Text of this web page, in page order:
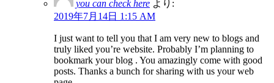
you can check here より:
2019年7月14日 1:15 AM
I just want to tell you that I am very new to blogs and
truly liked you’re website. Probably I’m planning to
bookmark your blog . You amazingly come with good
posts. Thanks a bunch for sharing with us your web